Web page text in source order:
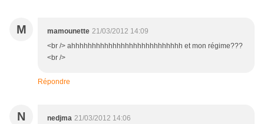
M mamounette 21/03/2012 14:09
<br /> ahhhhhhhhhhhhhhhhhhhhhhhhhhh et mon régime???
<br />
Répondre
N nedjma 21/03/2012 14:06